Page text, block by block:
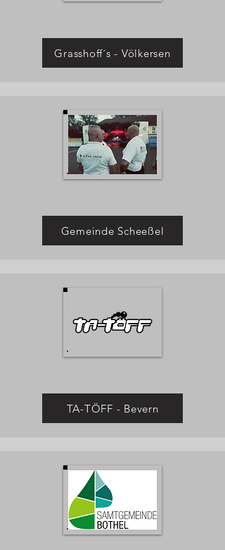
Grasshoff´s - Völkersen
Gemeinde Scheeßel
TA-TÖFF - Bevern